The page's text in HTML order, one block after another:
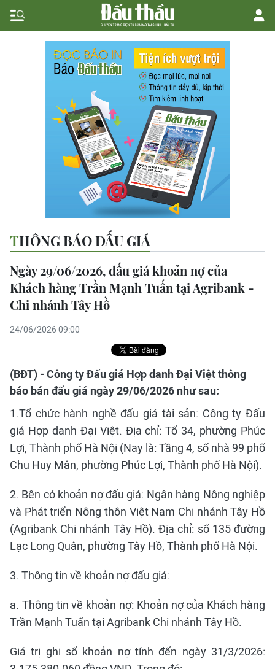
THÔNG BÁO ĐẤU GIÁ
Ngày 29/06/2026, đấu giá khoản nợ của
Khách hàng Trần Mạnh Tuấn tại Agribank -
Chi nhánh Tây Hồ
24/06/2026 09:00
(BĐT) - Công ty Đấu giá Hợp danh Đại Việt thông
báo bán đấu giá ngày 29/06/2026 như sau:
1.Tổ chức hành nghề đấu giá tài sản: Công ty Đấu
giá Hợp danh Đại Việt. Địa chỉ: Tổ 34, phường Phúc
Lợi, Thành phố Hà Nội (Nay là: Tầng 4, số nhà 99 phố
Chu Huy Mân, phường Phúc Lợi, Thành phố Hà Nội).
2. Bên có khoản nợ đấu giá: Ngân hàng Nông nghiệp
và Phát triển Nông thôn Việt Nam Chi nhánh Tây Hồ
(Agribank Chi nhánh Tây Hồ). Địa chỉ: số 135 đường
Lạc Long Quân, phường Tây Hồ, Thành phố Hà Nội.
3. Thông tin về khoản nợ đấu giá:
a. Thông tin về khoản nợ: Khoản nợ của Khách hàng
Trần Mạnh Tuấn tại Agribank Chi nhánh Tây Hồ.
Giá trị ghi sổ khoản nợ tính đến ngày 31/3/2026: